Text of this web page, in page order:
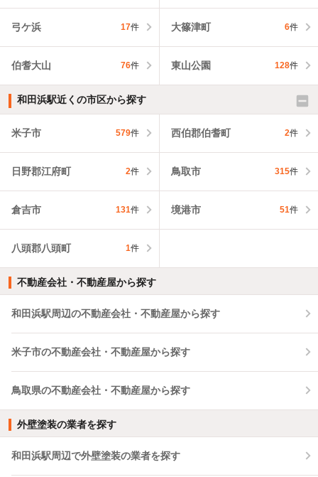
弓ケ浜 17件 大篠津町 6件
伯耆大山 76件 東山公園 128件
和田浜駅近くの市区から探す
米子市 579件 西伯郡伯耆町 2件
日野郡江府町 2件 鳥取市 315件
倉吉市 131件 境港市 51件
八頭郡八頭町 1件
不動産会社・不動産屋から探す
和田浜駅周辺の不動産会社・不動産屋から探す
米子市の不動産会社・不動産屋から探す
鳥取県の不動産会社・不動産屋から探す
外壁塗装の業者を探す
和田浜駅周辺で外壁塗装の業者を探す